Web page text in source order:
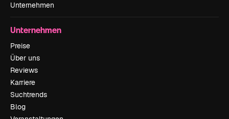
Unternehmen
Unternehmen
Preise
Über uns
Reviews
Karriere
Suchtrends
Blog